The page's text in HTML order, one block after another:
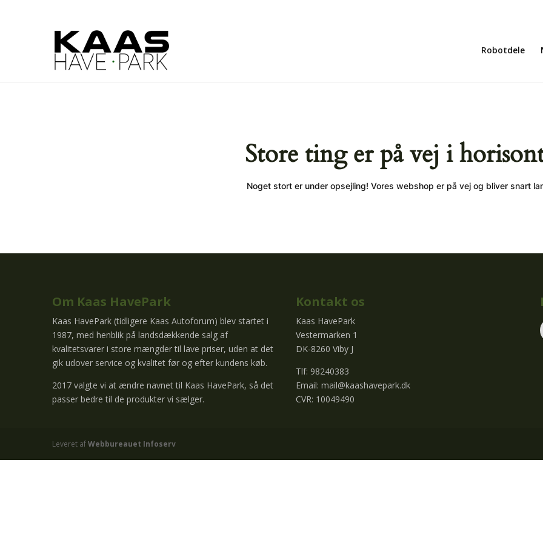
Robotdele
Store ting er på vej i
Noget stort er under opsejling! Vores webshop er på vej og bliver snart
Om Kaas HavePark
Kaas HavePark (tidligere Kaas Autoforum) blev startet i
1987, med henblik på landsdækkende salg af
kvalitetsvarer i store mængder til lave priser, uden at det
gik udover service og kvalitet før og efter kundens køb.
2017 valgte vi at ændre navnet til Kaas HavePark, så det
passer bedre til de produkter vi sælger.
Kontakt os
Kaas HavePark
Vestermarken 1
DK-8260 Viby J
Tlf: 98240383
Email:mail@kaashavepark.dk
CVR: 10049490
Leveret afWebbureauet Infoserv